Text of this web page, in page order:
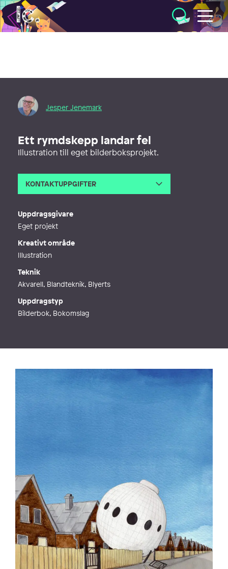
Illustratörcentrum
Jesper Jenemark
Ett rymdskepp landar fel
Illustration till eget bilderboksprojekt.
KONTAKTUPPGIFTER
m/
Uppdragsgivare
Eget projekt
Kreativt område
Illustration
Teknik
Akvarell, Blandteknik, Blyerts
Uppdragstyp
Bilderbok, Bokomslag